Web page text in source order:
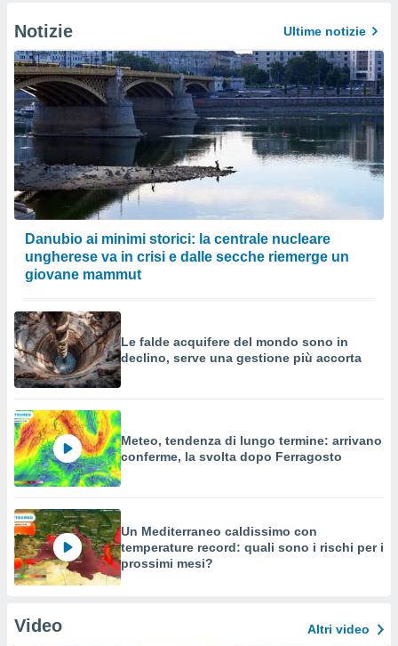
Notizie Ultime notizie
Danubio ai minimi storici: la centrale nucleare
ungherese va in crisi e dalle secche riemerge un
giovane mammut
Le falde acquifere del mondo sono in
declino, serve una gestione più accorta
Meteo, tendenza di lungo termine: arrivano
conferme, la svolta dopo Ferragosto
Un Mediterraneo caldissimo con
temperature record: quali sono i rischi per i
prossimi mesi?
Video Altri video